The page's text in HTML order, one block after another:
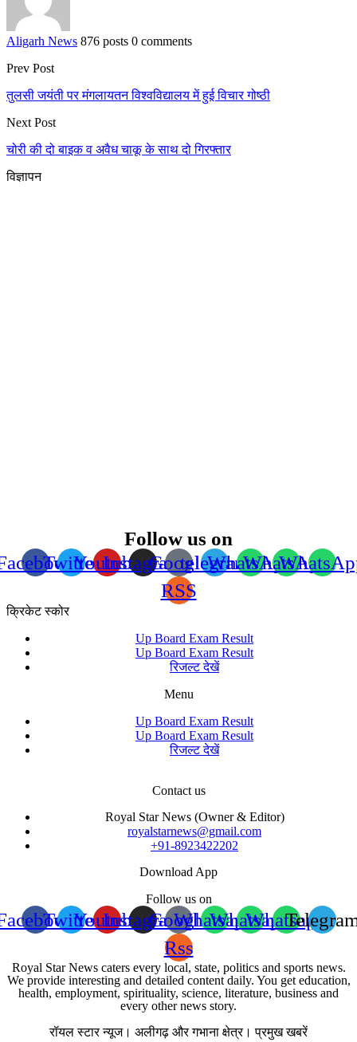
Aligarh News 876 posts 0 comments
Prev Post
तुलसी जयंती पर मंगलायतन विश्वविद्यालय में हुई विचार गोष्ठी
Next Post
चोरी की दो बाइक व अवैध चाकू के साथ दो गिरफ्तार
विज्ञापन
Follow us on
TwitterYoutube
Instagram
Googletelegram
WhatsApp
WhatsApp
RSS
क्रिकेट स्कोर
Up Board Exam Result
Up Board Exam Result
रिजल्ट देखें
Menu
Up Board Exam Result
Up Board Exam Result
रिजल्ट देखें
Contact us
Royal Star News (Owner & Editor)
royalstarnews@gmail.com
+91-8923422202
Download App
Follow us on
TwitterYoutube
Instagram
Google
Whatsapp
Whatsapp
Whatsapp
Rss
Royal Star News caters every local, state, politics and sports news.
We provide interesting and detailed content daily. You get education,
health, employment, spirituality, science, literature, business and
every other news story.
रॉयल स्टार न्यूज। अलीगढ़ और गभाना क्षेत्र। प्रमुख खबरें